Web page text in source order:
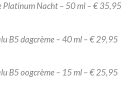
Platinum Nacht – 50 ml – € 35,95
B5 dagcrème – 40 ml – € 29,95
B5 oogcrème – 15 ml – € 25,95